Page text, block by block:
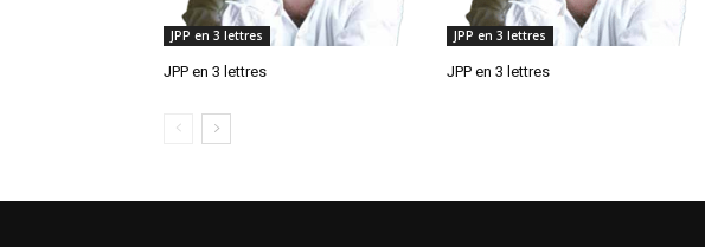
JPP en 3 lettres
JPP en 3 lettres
JPP en 3 lettres
JPP en 3 lettres